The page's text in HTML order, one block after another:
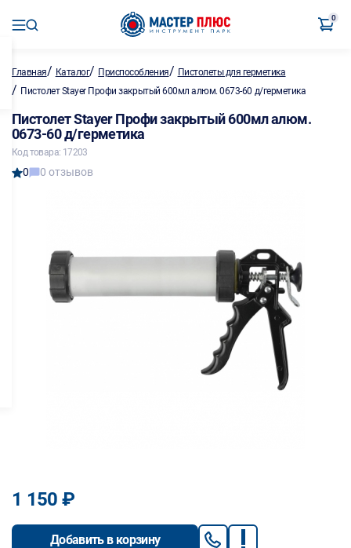
0
Главная/ Каталог/ Приспособления/ Пистолеты для герметика
/ Пистолет Stayer Профи закрытый 600мл алюм. 0673-60 д/герметика
Пистолет Stayer Профи закрытый 600мл алюм.
0673-60 д/герметика
Код товара: 17203
0 0 отзывов
1 150 ₽
Добавить в корзину